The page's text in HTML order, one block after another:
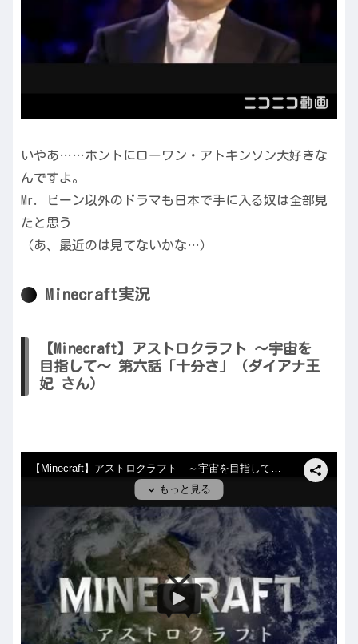
いやあ……ホントにローワン・アトキンソン大好きな
んですよ。
Mr. ビーン以外のドラマも日本で手に入る奴は全部見
たと思う
（あ、最近のは見てないかな…）
Minecraft実況
【Minecraft】アストロクラフト ～宇宙を
目指して～ 第六話「十分さ」（ダイアナ王
妃 さん）